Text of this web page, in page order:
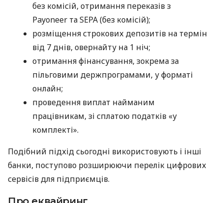
без комісій, отримання переказів з
Payoneer та SEPA (без комісій);
розміщення строкових депозитів на термін
від 7 днів, овернайту на 1 ніч;
отримання фінансування, зокрема за
пільговими держпрограмами, у форматі
онлайн;
проведення виплат найманим
працівникам, зі сплатою податків «у
комплекті».
Подібний підхід сьогодні використовують і інші
банки, поступово розширюючи перелік цифрових
сервісів для підприємців.